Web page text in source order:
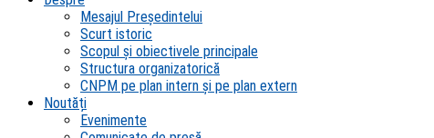
Mesajul Președintelui
Scurt istoric
Scopul şi obiectivele principale
Structura organizatorică
CNPM pe plan intern şi pe plan extern
Noutăți
Evenimente